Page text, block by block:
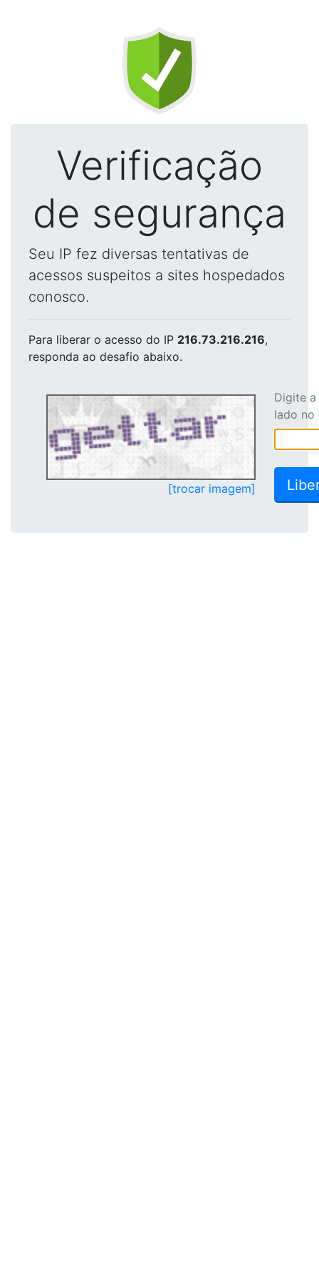
Verificação
de segurança
Seu IP fez diversas tentativas de
acessos suspeitos a sites hospedados
conosco.
Para liberar o acesso do IP 216.73.216.216,
responda ao desafio abaixo.
[trocar imagem]
Digite
lado no